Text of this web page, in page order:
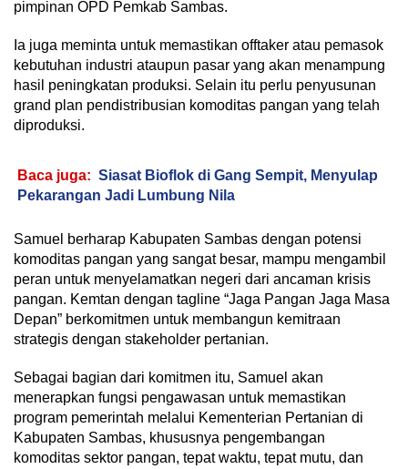
pimpinan OPD Pemkab Sambas.
Ia juga meminta untuk memastikan offtaker atau pemasok
kebutuhan industri ataupun pasar yang akan menampung
hasil peningkatan produksi. Selain itu perlu penyusunan
grand plan pendistribusian komoditas pangan yang telah
diproduksi.
Baca juga: Siasat Bioflok di Gang Sempit, Menyulap
Pekarangan Jadi Lumbung Nila
Samuel berharap Kabupaten Sambas dengan potensi
komoditas pangan yang sangat besar, mampu mengambil
peran untuk menyelamatkan negeri dari ancaman krisis
pangan. Kemtan dengan tagline “Jaga Pangan Jaga Masa
Depan” berkomitmen untuk membangun kemitraan
strategis dengan stakeholder pertanian.
Sebagai bagian dari komitmen itu, Samuel akan
menerapkan fungsi pengawasan untuk memastikan
program pemerintah melalui Kementerian Pertanian di
Kabupaten Sambas, khususnya pengembangan
komoditas sektor pangan, tepat waktu, tepat mutu, dan